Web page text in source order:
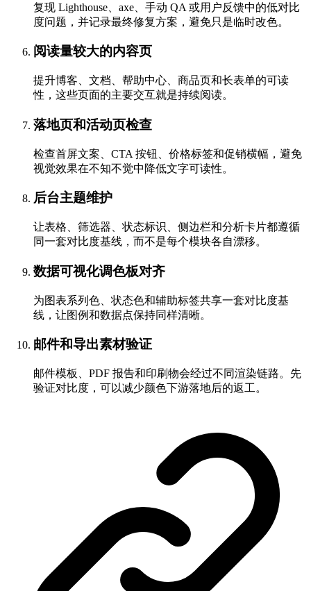
复现 Lighthouse、axe、手动 QA 或用户反馈中的低对比
度问题，并记录最终修复方案，避免只是临时改色。
阅读量较大的内容页
提升博客、文档、帮助中心、商品页和长表单的可读
性，这些页面的主要交互就是持续阅读。
落地页和活动页检查
检查首屏文案、CTA 按钮、价格标签和促销横幅，避免
视觉效果在不知不觉中降低文字可读性。
后台主题维护
让表格、筛选器、状态标识、侧边栏和分析卡片都遵循
同一套对比度基线，而不是每个模块各自漂移。
数据可视化调色板对齐
为图表系列色、状态色和辅助标签共享一套对比度基
线，让图例和数据点保持同样清晰。
邮件和导出素材验证
邮件模板、PDF 报告和印刷物会经过不同渲染链路。先
验证对比度，可以减少颜色下游落地后的返工。